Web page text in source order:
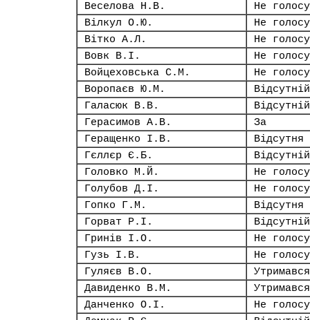
Веселова Н.В.
Не
Вілкул О.Ю.
Не
Вітко А.Л.
Не
Вовк В.І.
Не
Войцеховська С.М.
Не
Воропаєв Ю.М.
Відсутній
Галасюк В.В.
Відсутній
Герасимов А.В.
За
Геращенко І.В.
Відсутня
Гєллєр Є.Б.
Відсутній
Головко М.Й.
Не
Голубов Д.І.
Не
Гопко Г.М.
Відсутня
Горват Р.І.
Відсутній
Гринів І.О.
Не
Гузь І.В.
Не
Гуляєв В.О.
Утримався
Давиденко В.М.
Утримався
Данченко О.І.
Не